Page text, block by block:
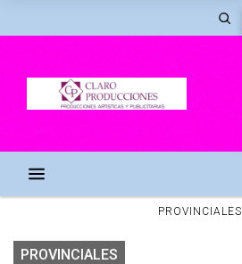
PROVINCIALES
PROVINCIALES